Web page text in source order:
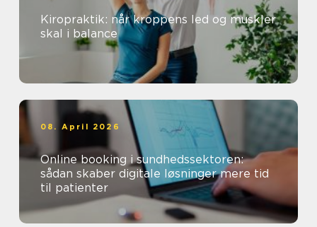
Kiropraktik: når kroppens led og muskler
skal i balance
08. April 2026
Online booking i sundhedssektoren:
sådan skaber digitale løsninger mere tid
til patienter